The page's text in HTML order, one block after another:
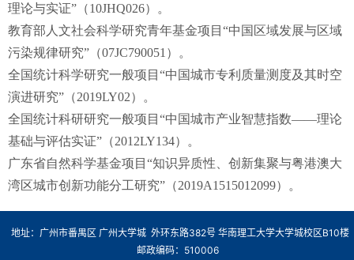
理论与实证”（10JHQ026）。
教育部人文社会科学研究青年基金项目“中国区域发展与区域
污染规律研究”（07JC790051）。
全国统计科学研究一般项目“中国城市专利质量测度及其时空
演进研究”（2019LY02）。
全国统计科研研究一般项目“中国城市产业智慧指数——理论
基础与评估实证”（2012LY134）。
广东省自然科学基金项目“知识异质性、创新集聚与粤港澳大
湾区城市创新功能分工研究”（2019A1515012099）。
地址：广州市番禺区 广州大学城 外环东路382号 华南理工大学大学城校区B10楼
邮政编码：510006